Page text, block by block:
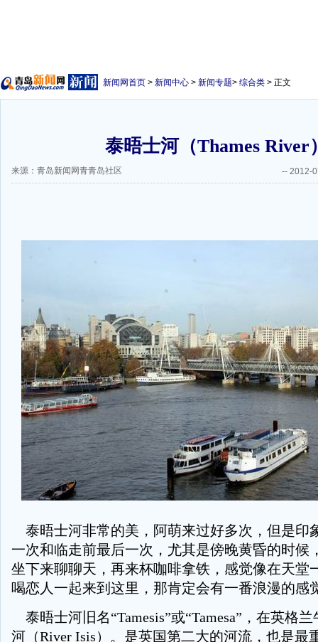
新闻网首页 > 新闻中心 > 新闻专题> 综合类 > 正文
泰晤士河（Thames River
来源：青岛新闻网青青岛社区 -- 2012-
泰晤士河非常的美，阿萌来过好多次，但是印
一次和临走前最后一次，尤其是傍晚黄昏的时候
坐下来聊聊天，再来杯咖啡拿铁，感觉像在天堂
喝恋人一起来到这里，那肯定会有一番浪漫的感
泰晤士河旧名“Tamesis”或“Tamesa”，在英格
河（River Isis）。是英国第二大的河流，也是最